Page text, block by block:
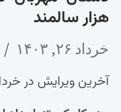
هزار سالمند
خرداد ۲۶, ۱۴۰۳
آخرین ویرایش در خرداد ۲۶, ۱۴۰۳